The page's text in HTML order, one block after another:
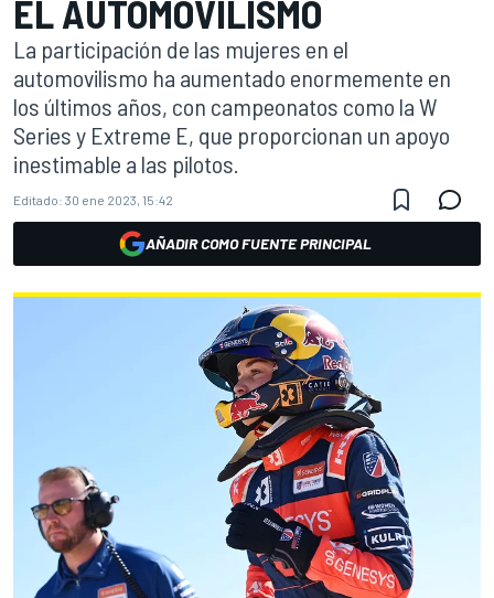
EL AUTOMOVILISMO
La participación de las mujeres en el
automovilismo ha aumentado enormemente en
los últimos años, con campeonatos como la W
Series y Extreme E, que proporcionan un apoyo
inestimable a las pilotos.
Editado: 30 ene 2023, 15:42
AÑADIR COMO FUENTE PRINCIPAL